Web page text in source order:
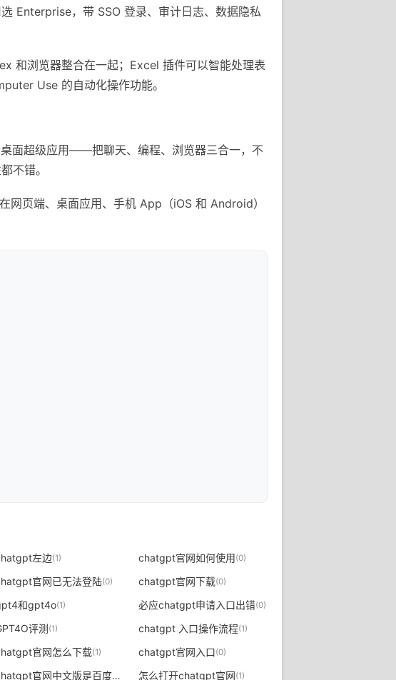
Enterprise，带 SSO 登录、审计日志、数据隐私
和浏览器整合在一起；Excel 插件可以智能处理表
Use 的自动化操作功能。
面超级应用——把聊天、编程、浏览器三合一，不
不错。
页端、桌面应用、手机 App（iOS 和 Android）
左边(1) chatgpt官网如何使用(0)
官网已无法登陆(0) chatgpt官网下载(0)
和gpt4o(1) 必应chatgpt申请入口出错(0)
评测(1) chatgpt 入口操作流程(1)
官网怎么下载(1) chatgpt官网入口(0)
chatgpt官网中文版是百度的么 (0)怎么打开chatgpt官网(1)